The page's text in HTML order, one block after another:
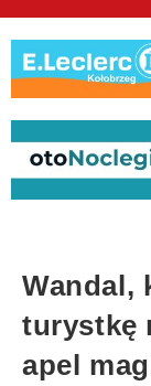
Wandal,
turystkę
apel